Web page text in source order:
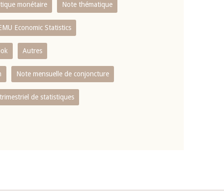
monétaire Note thématique
Economic Statistics
Autres
Note mensuelle de conjoncture
de statistiques